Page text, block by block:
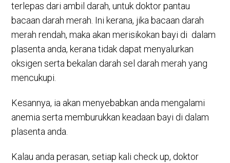
terlepas dari ambil darah, untuk doktor pantau
bacaan darah merah. Ini kerana, jika bacaan darah
merah rendah, maka akan merisikokan bayi di dalam
plasenta anda, kerana tidak dapat menyalurkan
oksigen serta bekalan darah sel darah merah yang
mencukupi.
Kesannya, ia akan menyebabkan anda mengalami
anemia serta memburukkan keadaan bayi di dalam
plasenta anda.
Kalau anda perasan, setiap kali check up, doktor